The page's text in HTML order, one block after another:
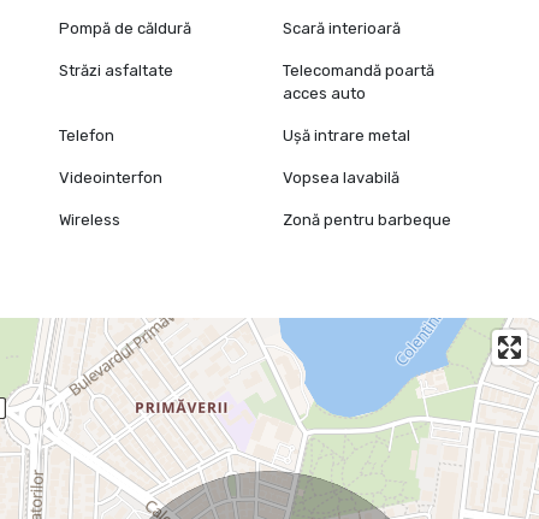
Pompă de căldură Scară interioară
Străzi asfaltate
Telecomandă poartă
acces auto
Telefon Ușă intrare metal
Videointerfon Vopsea lavabilă
Wireless Zonă pentru barbeque